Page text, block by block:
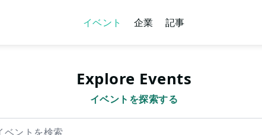
イベント 企業 記事
Explore Events
イベントを探索する